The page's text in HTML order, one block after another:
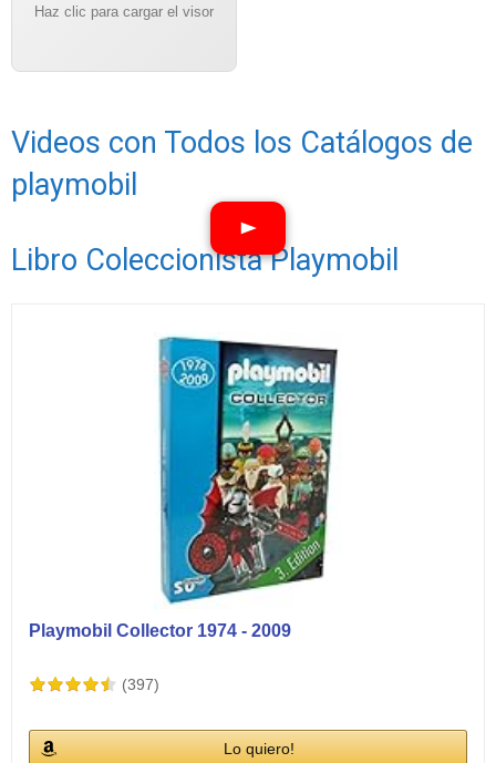
Haz clic para cargar el visor
Videos con Todos los Catálogos de
playmobil
Libro Coleccionista Playmobil
Playmobil Collector 1974 - 2009
(397)
Lo quiero!